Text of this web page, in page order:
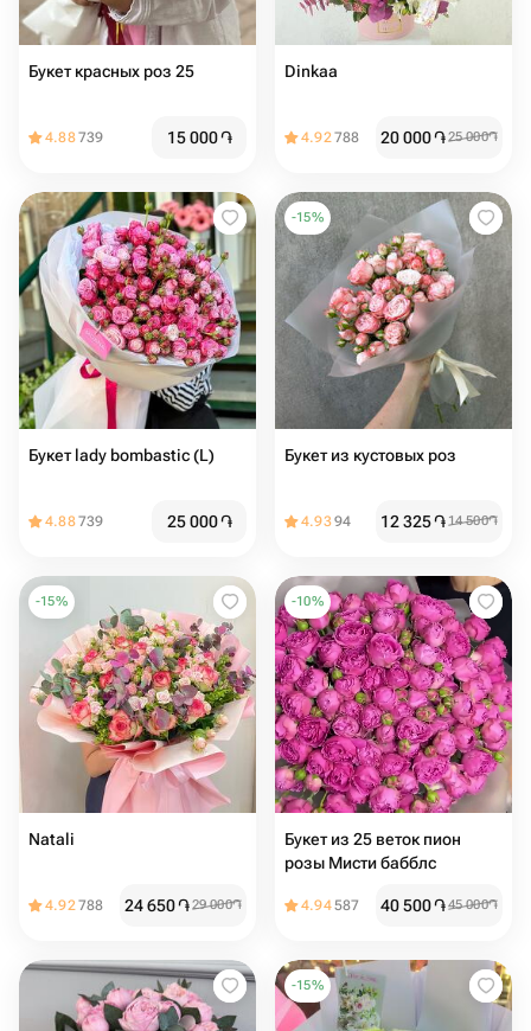
Букет красных роз 25
4.88739 15 000֏
Dinkaa
4.92788 20 000֏25 000֏
Букет lady bombastic (L)
4.88739 25 000֏
-15%
Букет из кустовых роз
4.9394 12 325֏14 500֏
-15%
Natali
4.92788 24 650֏29 000֏
-10%
Букет из 25 веток пион
розы Мисти бабблс
4.94587 40 500֏45 000֏
-15%